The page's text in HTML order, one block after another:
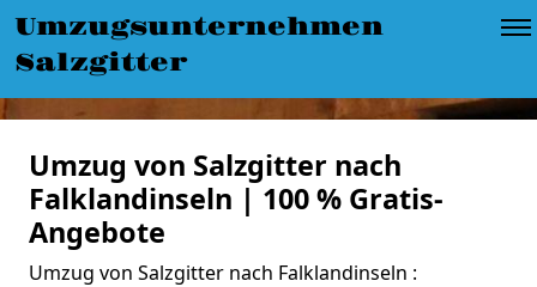
Umzugsunternehmen
Salzgitter
Umzug von Salzgitter nach
Falklandinseln | 100 % Gratis-
Angebote
Umzug von Salzgitter nach Falklandinseln :